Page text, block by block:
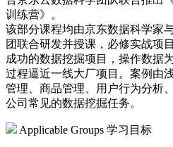
训练营》。
该部分课程均由京东数据科学家
团联合研发并授课，必修实战项
成功的数据挖掘项目，操作数据
过程逼近一线大厂项目。案例由
管理、商品管理、用户行为分析
公司常见的数据挖掘任务。
Applicable Groups 学习目标